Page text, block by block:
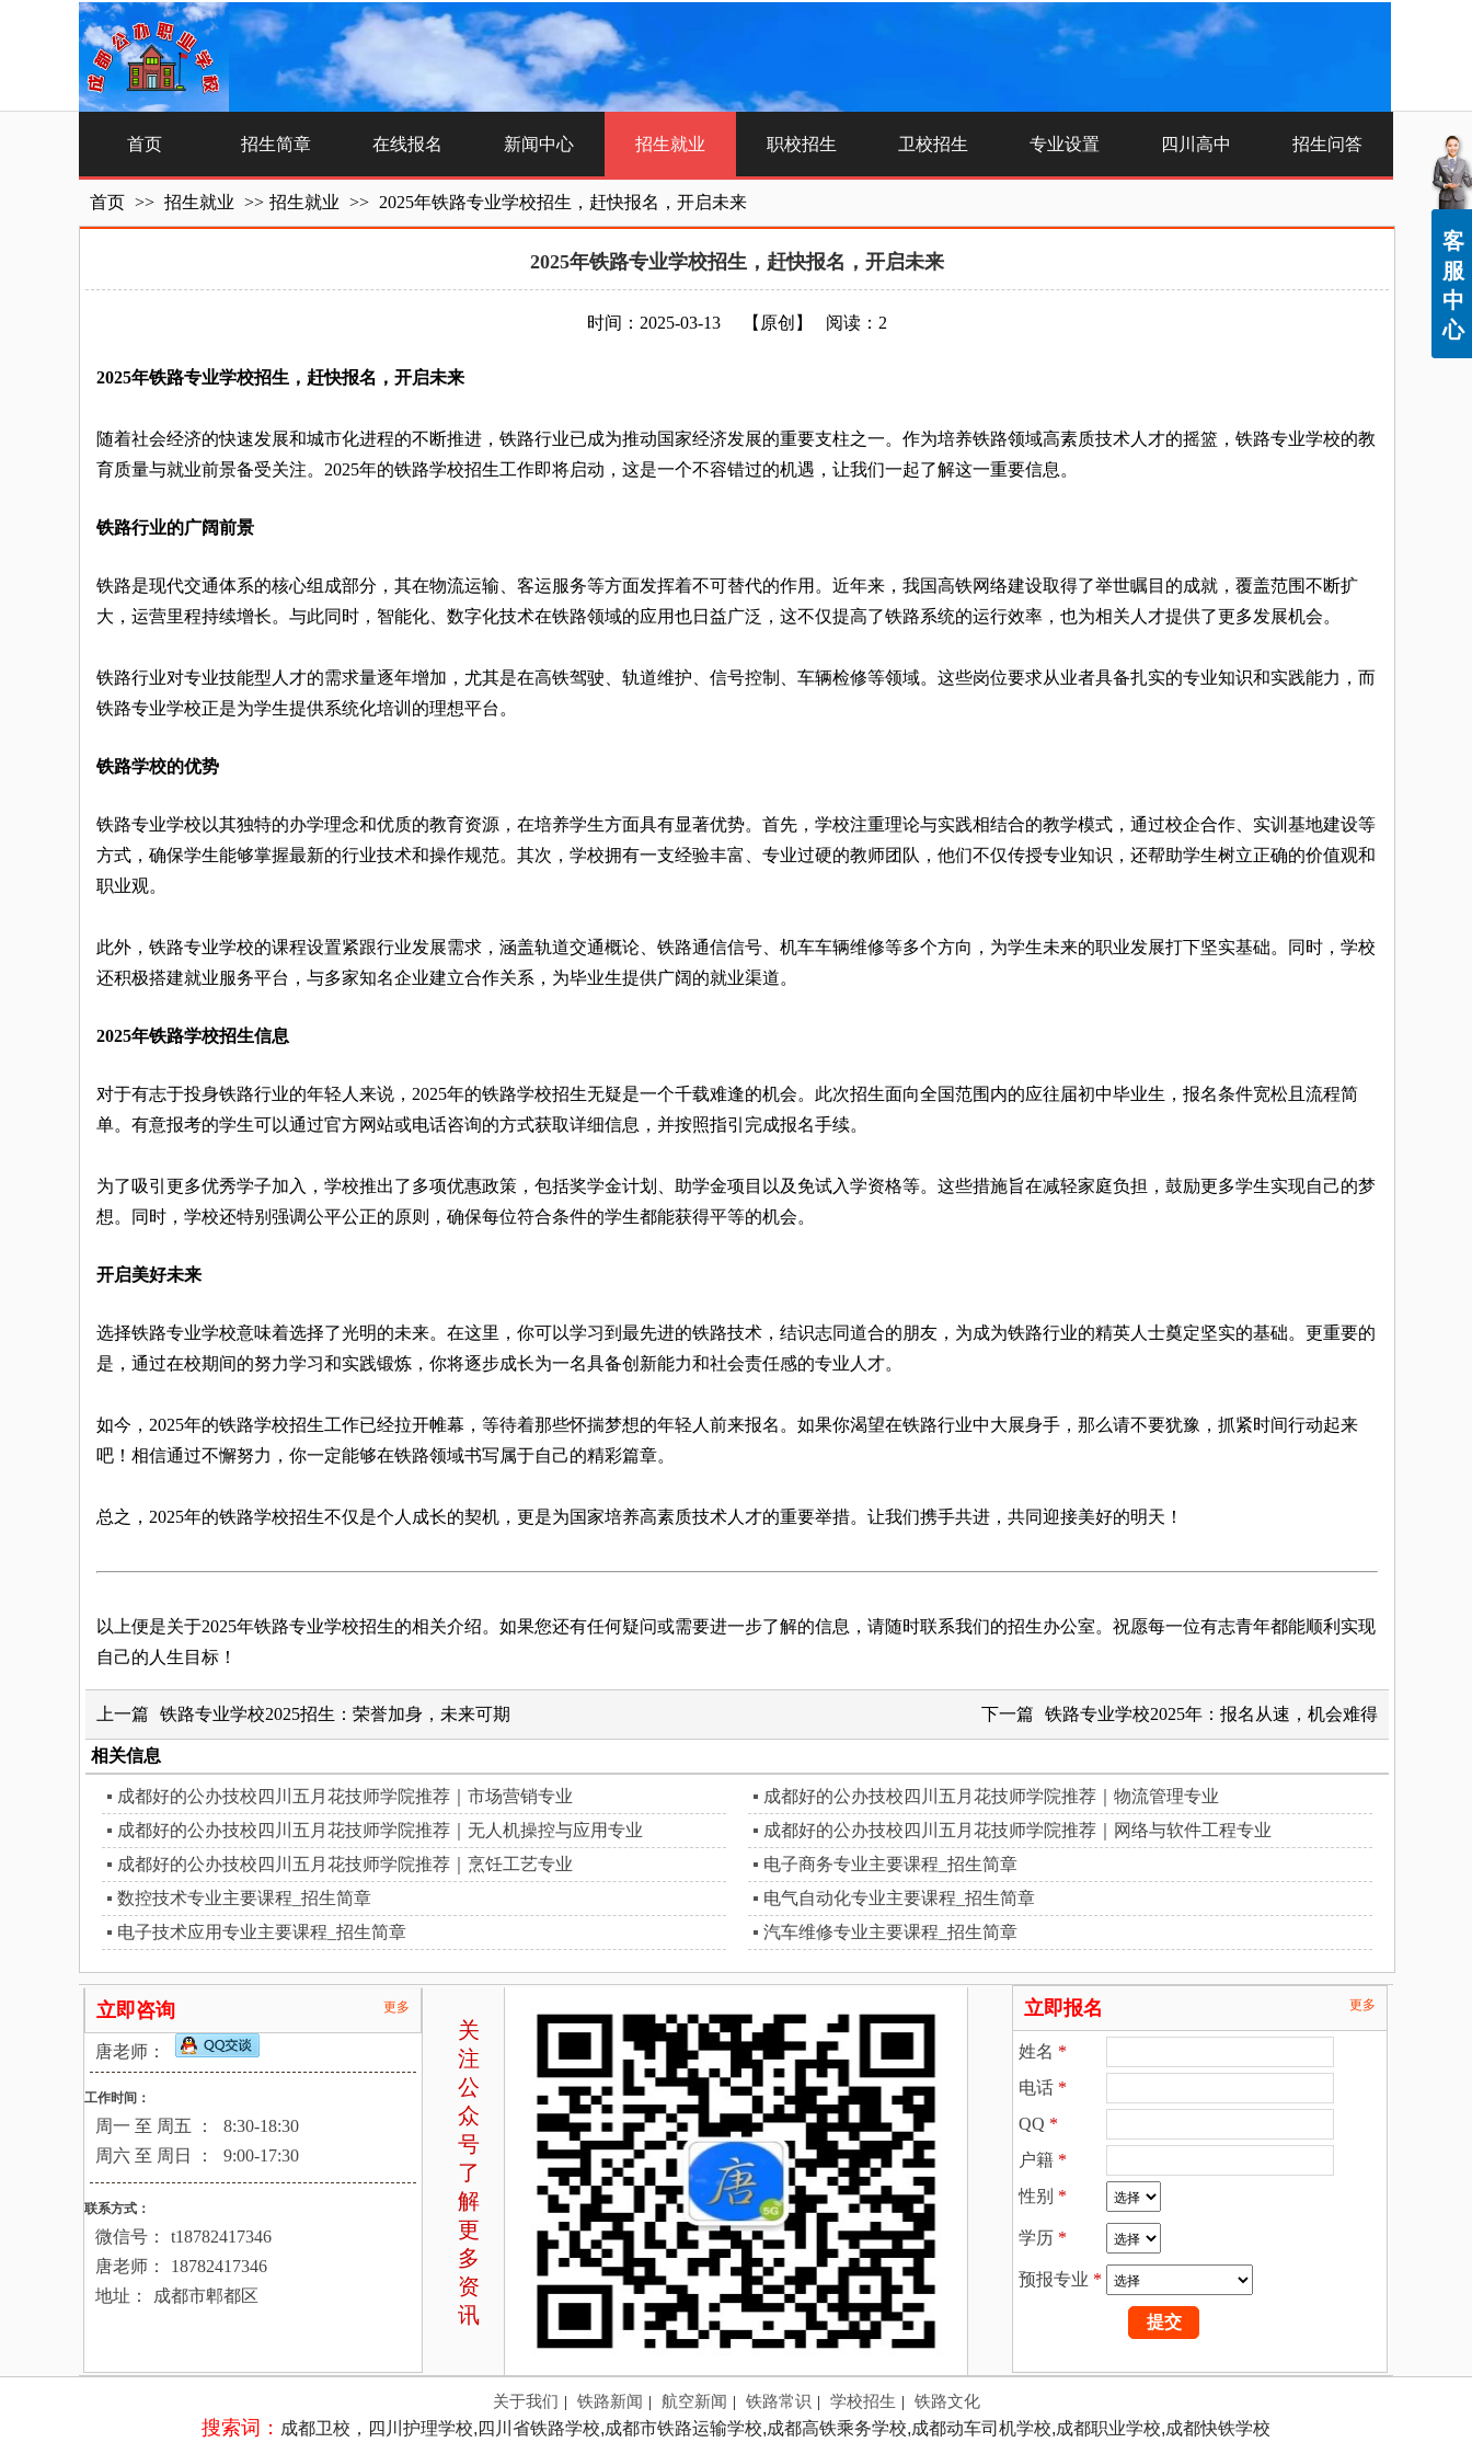
首页 招生简章 在线报名 新闻中心 招生就业 职校招生 卫校招生 专业设置 四川高中 招生问答
首页 >> 招生就业 >> 招生就业 >> 2025年铁路专业学校招生，赶快报名，开启未来
2025年铁路专业学校招生，赶快报名，开启未来
时间：2025-03-13 【原创】 阅读：2
2025年铁路专业学校招生，赶快报名，开启未来
随着社会经济的快速发展和城市化进程的不断推进，铁路行业已成为推动国家经济发展的重要支柱之一。作为培养铁路领域高素质技术人才的摇篮，铁路专业学校的教
育质量与就业前景备受关注。2025年的铁路学校招生工作即将启动，这是一个不容错过的机遇，让我们一起了解这一重要信息。
铁路行业的广阔前景
铁路是现代交通体系的核心组成部分，其在物流运输、客运服务等方面发挥着不可替代的作用。近年来，我国高铁网络建设取得了举世瞩目的成就，覆盖范围不断扩
大，运营里程持续增长。与此同时，智能化、数字化技术在铁路领域的应用也日益广泛，这不仅提高了铁路系统的运行效率，也为相关人才提供了更多发展机会。
铁路行业对专业技能型人才的需求量逐年增加，尤其是在高铁驾驶、轨道维护、信号控制、车辆检修等领域。这些岗位要求从业者具备扎实的专业知识和实践能力，而
铁路专业学校正是为学生提供系统化培训的理想平台。
铁路学校的优势
铁路专业学校以其独特的办学理念和优质的教育资源，在培养学生方面具有显著优势。首先，学校注重理论与实践相结合的教学模式，通过校企合作、实训基地建设等
方式，确保学生能够掌握最新的行业技术和操作规范。其次，学校拥有一支经验丰富、专业过硬的教师团队，他们不仅传授专业知识，还帮助学生树立正确的价值观和
职业观。
此外，铁路专业学校的课程设置紧跟行业发展需求，涵盖轨道交通概论、铁路通信信号、机车车辆维修等多个方向，为学生未来的职业发展打下坚实基础。同时，学校
还积极搭建就业服务平台，与多家知名企业建立合作关系，为毕业生提供广阔的就业渠道。
2025年铁路学校招生信息
对于有志于投身铁路行业的年轻人来说，2025年的铁路学校招生无疑是一个千载难逢的机会。此次招生面向全国范围内的应往届初中毕业生，报名条件宽松且流程简
单。有意报考的学生可以通过官方网站或电话咨询的方式获取详细信息，并按照指引完成报名手续。
为了吸引更多优秀学子加入，学校推出了多项优惠政策，包括奖学金计划、助学金项目以及免试入学资格等。这些措施旨在减轻家庭负担，鼓励更多学生实现自己的梦
想。同时，学校还特别强调公平公正的原则，确保每位符合条件的学生都能获得平等的机会。
开启美好未来
选择铁路专业学校意味着选择了光明的未来。在这里，你可以学习到最先进的铁路技术，结识志同道合的朋友，为成为铁路行业的精英人士奠定坚实的基础。更重要的
是，通过在校期间的努力学习和实践锻炼，你将逐步成长为一名具备创新能力和社会责任感的专业人才。
如今，2025年的铁路学校招生工作已经拉开帷幕，等待着那些怀揣梦想的年轻人前来报名。如果你渴望在铁路行业中大展身手，那么请不要犹豫，抓紧时间行动起来
吧！相信通过不懈努力，你一定能够在铁路领域书写属于自己的精彩篇章。
总之，2025年的铁路学校招生不仅是个人成长的契机，更是为国家培养高素质技术人才的重要举措。让我们携手共进，共同迎接美好的明天！
以上便是关于2025年铁路专业学校招生的相关介绍。如果您还有任何疑问或需要进一步了解的信息，请随时联系我们的招生办公室。祝愿每一位有志青年都能顺利实现
自己的人生目标！
上一篇 铁路专业学校2025招生：荣誉加身，未来可期 下一篇 铁路专业学校2025年：报名从速，机会难得
相关信息
成都好的公办技校四川五月花技师学院推荐｜市场营销专业
成都好的公办技校四川五月花技师学院推荐｜物流管理专业
成都好的公办技校四川五月花技师学院推荐｜无人机操控与应用专业
成都好的公办技校四川五月花技师学院推荐｜网络与软件工程专业
成都好的公办技校四川五月花技师学院推荐｜烹饪工艺专业
电子商务专业主要课程_招生简章
数控技术专业主要课程_招生简章
电气自动化专业主要课程_招生简章
电子技术应用专业主要课程_招生简章
汽车维修专业主要课程_招生简章
立即咨询 更多
唐老师：
工作时间：
周一 至 周五 ：
8:30-18:30
周六 至 周日 ：
9:00-17:30
联系方式：
微信号：
t18782417346
唐老师：
18782417346
地址：
成都市郫都区
立即报名 更多
姓名 *
电话 *
QQ *
户籍 *
性别 *
学历 *
预报专业 *
关
注
公
众
号
了
解
更
多
资
讯
关于我们 | 铁路新闻 | 航空新闻 | 铁路常识 | 学校招生 | 铁路文化
搜索词： 成都卫校，四川护理学校,四川省铁路学校,成都市铁路运输学校,成都高铁乘务学校,成都动车司机学校,成都职业学校,成都快铁学校
客
服
中
心